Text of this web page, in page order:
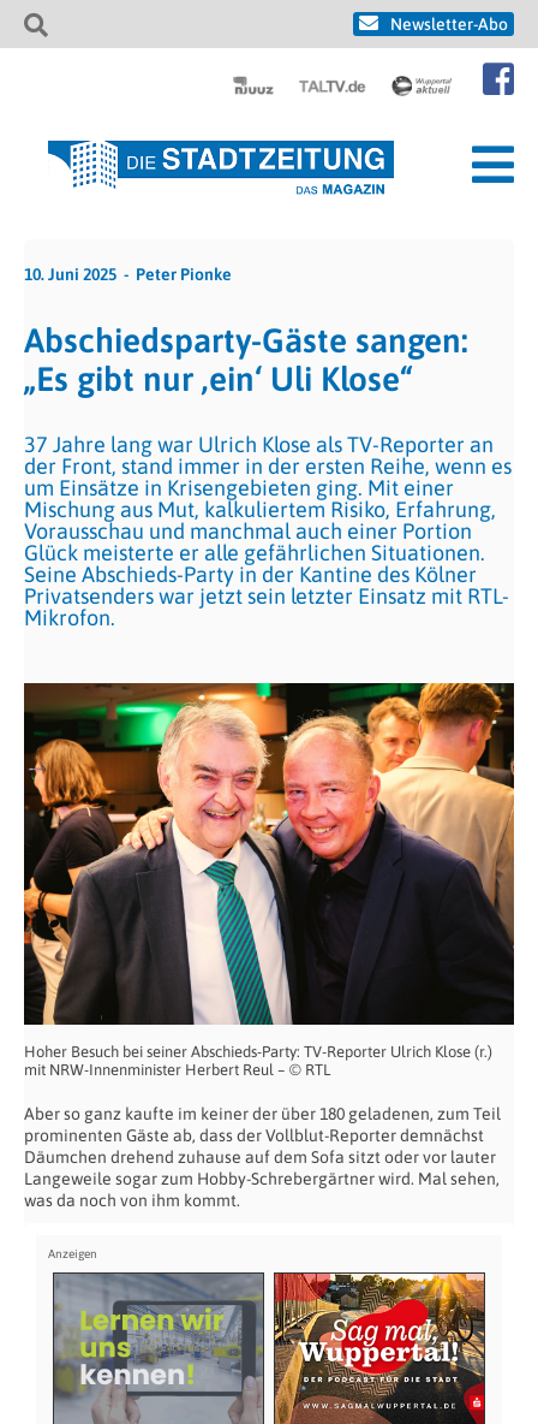
Newsletter-Abo
10. Juni 2025 Peter Pionke
Abschiedsparty-Gäste sangen:
„Es gibt nur ‚ein‘ Uli Klose“
37 Jahre lang war Ulrich Klose als TV-Reporter an
der Front, stand immer in der ersten Reihe, wenn es
um Einsätze in Krisengebieten ging. Mit einer
Mischung aus Mut, kalkuliertem Risiko, Erfahrung,
Vorausschau und manchmal auch einer Portion
Glück meisterte er alle gefährlichen Situationen.
Seine Abschieds-Party in der Kantine des Kölner
Privatsenders war jetzt sein letzter Einsatz mit RTL-
Mikrofon.
Hoher Besuch bei seiner Abschieds-Party: TV-Reporter Ulrich Klose (r.)
mit NRW-Innenminister Herbert Reul – © RTL
Aber so ganz kaufte im keiner der über 180 geladenen, zum Teil
prominenten Gäste ab, dass der Vollblut-Reporter demnächst
Däumchen drehend zuhause auf dem Sofa sitzt oder vor lauter
Langeweile sogar zum Hobby-Schrebergärtner wird. Mal sehen,
was da noch von ihm kommt.